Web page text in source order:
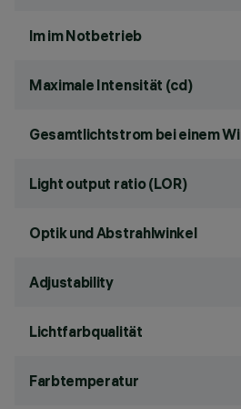
lm im Notbetrieb
Maximale Intensität (cd)
Gesamtlichtstrom bei einem
Light output ratio (LOR)
Optik und Abstrahlwinkel
Adjustability
Lichtfarbqualität
Farbtemperatur